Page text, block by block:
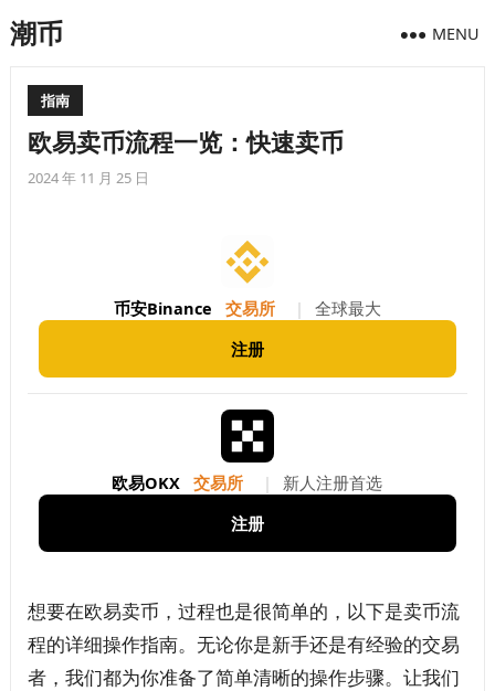
潮币 MENU
指南
欧易卖币流程一览：快速卖币
2024 年 11 月 25 日
币安Binance 交易所 |
全球最大
注册
欧易OKX 交易所 |
新人注册首选
注册
想要在欧易卖币，过程也是很简单的，以下是卖币流
程的详细操作指南。无论你是新手还是有经验的交易
者，我们都为你准备了简单清晰的操作步骤。让我们